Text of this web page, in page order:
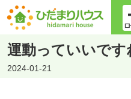
運動っていいです
2024-01-21